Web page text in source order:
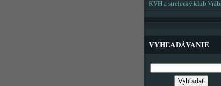
KVH a strelecký klub
VYHĽADÁVANIE